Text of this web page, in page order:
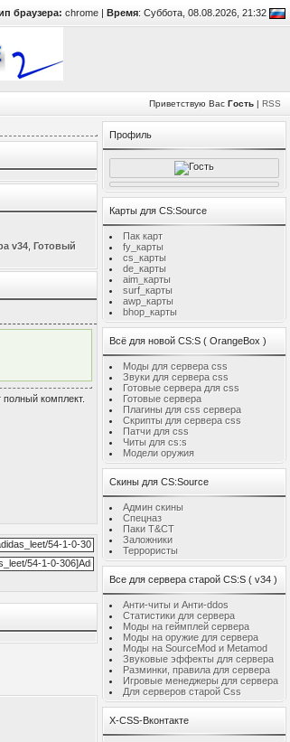
браузера: chrome | Время: Суббота, 08.08.2026, 21:32
Приветствую Вас Гость | RSS
v34, Готовый
комплект.
Профиль
Карты для CS:Source
Пак карт
fy_карты
cs_карты
de_карты
aim_карты
surf_карты
awp_карты
bhop_карты
Всё для новой CS:S ( OrangeBox )
Моды для сервера css
Звуки для сервера сss
Готовые сервера для css
Готовые сервера
Плагины для css сервера
Скрипты для сервера css
Патчи для css
Читы для cs:s
Модели оружия
Скины для CS:Source
Админ скины
Спецназ
Паки T&CT
Заложники
Террористы
Все для сервера старой CS:S ( v34 )
Анти-читы и Анти-ddos
Статистики для сервера
Моды на геймплей сервера
Моды на оружие для сервера
Моды на SourceMod и Metamod
Звуковые эффекты для сервера
Разминки, правила для сервера
Игровые менеджеры для сервера
Для серверов старой Css
X-CSS-Вконтакте